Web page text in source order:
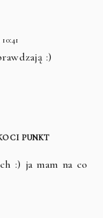
:)
PUNKT
:) ja mam na co